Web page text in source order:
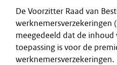
De Voorzitter Raad van
werknemersverzekeringen
meegedeeld dat de
toepassing is voor de
werknemersverzekeringen.